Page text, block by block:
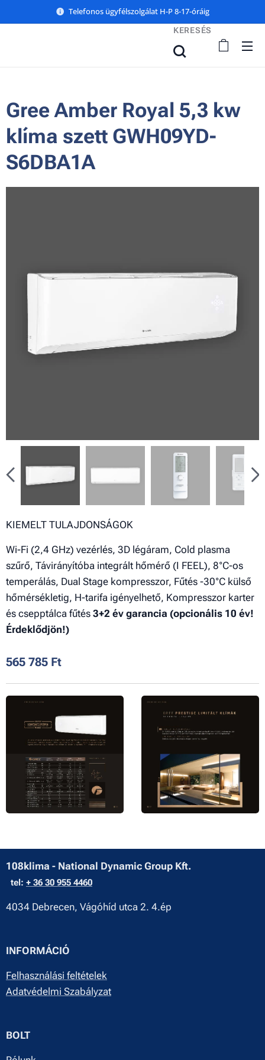
Telefonos ügyfélszolgálat H-P 8-17-óráig
KERESÉS
Gree Amber Royal 5,3 kw
klíma szett GWH09YD-
S6DBA1A
KIEMELT TULAJDONSÁGOK
Wi-Fi (2,4 GHz) vezérlés, 3D légáram, Cold plasma
szűrő, Távirányítóba integrált hőmérő (I FEEL), 8°C-os
temperálás, Dual Stage kompresszor, Fűtés -30°C külső
hőmérsékletig, H-tarifa igényelhető, Kompresszor karter
és csepptálca fűtés 3+2 év garancia (opcionális 10 év!
Érdeklődjön!)
565 785 Ft
108klima - National Dynamic Group Kft.
tel: + 36 30 955 4460
4034 Debrecen, Vágóhíd utca 2. 4.ép
INFORMÁCIÓ
Felhasználási feltételek
Adatvédelmi Szabályzat
BOLT